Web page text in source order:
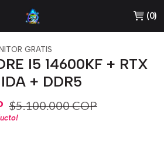
(0)
GRATIS
I5 14600KF + RTX
+ DDR5
$5.100.000 COP